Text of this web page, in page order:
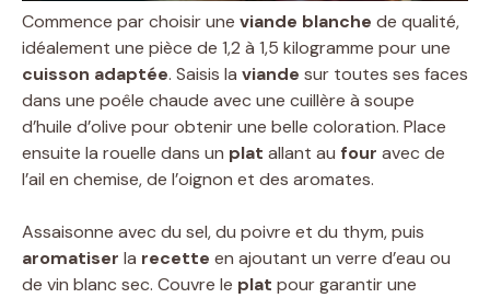
Commence par choisir une viande blanche de qualité,
idéalement une pièce de 1,2 à 1,5 kilogramme pour une
cuisson adaptée. Saisis la viande sur toutes ses faces
dans une poêle chaude avec une cuillère à soupe
d’huile d’olive pour obtenir une belle coloration. Place
ensuite la rouelle dans un plat allant au four avec de
l’ail en chemise, de l’oignon et des aromates.
Assaisonne avec du sel, du poivre et du thym, puis
aromatiser la recette en ajoutant un verre d’eau ou
de vin blanc sec. Couvre le plat pour garantir une